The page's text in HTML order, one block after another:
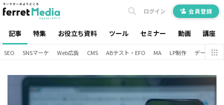
記事 特集 お役立ち資料 ツール セミナー 動画 講座
ログイン 会員登録
SEO SNSマーケ Web広告 CMS ABテスト・EFO MA LP制作 データ分析